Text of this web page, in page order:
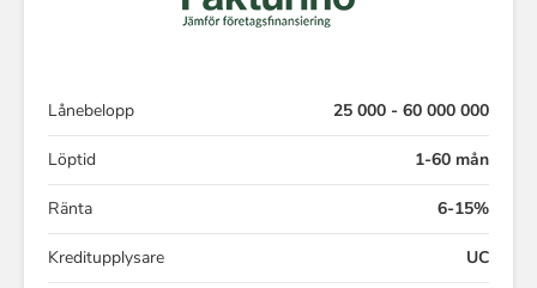
Lånebelopp 25 000 - 60 000 000
Löptid 1-60 mån
Ränta 6-15%
Kreditupplysare UC